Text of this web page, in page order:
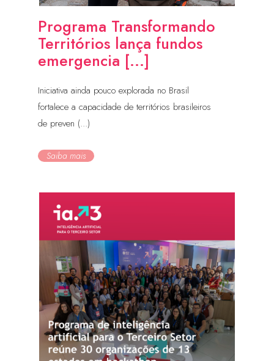
Programa Transformando
Territórios lança fundos
emergencia [...]
Iniciativa ainda pouco explorada no Brasil
fortalece a capacidade de territórios brasileiros
de preven (...)
Saiba mais